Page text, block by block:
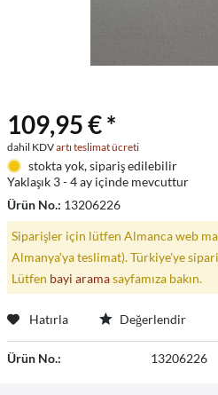
109,95 € *
dahil KDVartı teslimat ücreti
stokta yok, sipariş edilebilir
Yaklaşık 3 - 4 ay içinde mevcuttur
Ürün No.: 13206226
Siparişler için lütfen Almanca web
Almanya'ya teslimat). Türkiye'ye
Lütfen bayi aramasayfamıza bakın.
Hatırla Değerlendir
Ürün No.: 13206226